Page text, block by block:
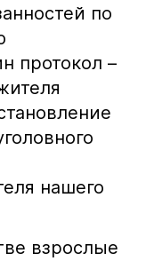
по
протокол –
нашего
взрослые